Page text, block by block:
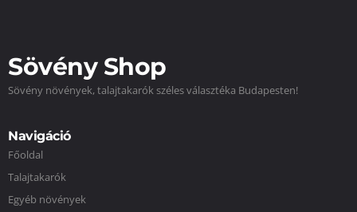
Sövény Shop
Sövény növények, talajtakarók széles választéka Budapesten!
Navigáció
Főoldal
Talajtakarók
Egyéb növények